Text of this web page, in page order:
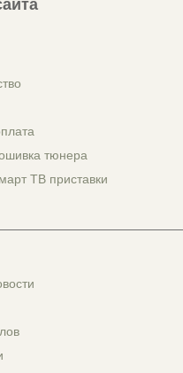
тюнера
ТВ приставки